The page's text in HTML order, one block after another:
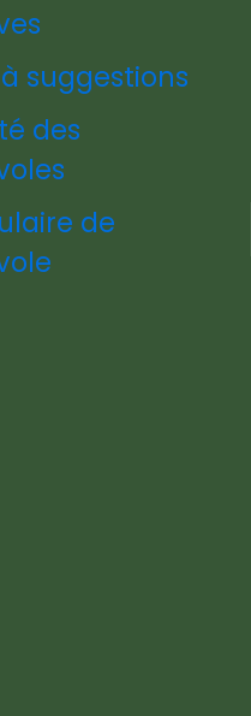
suggestions
des
de